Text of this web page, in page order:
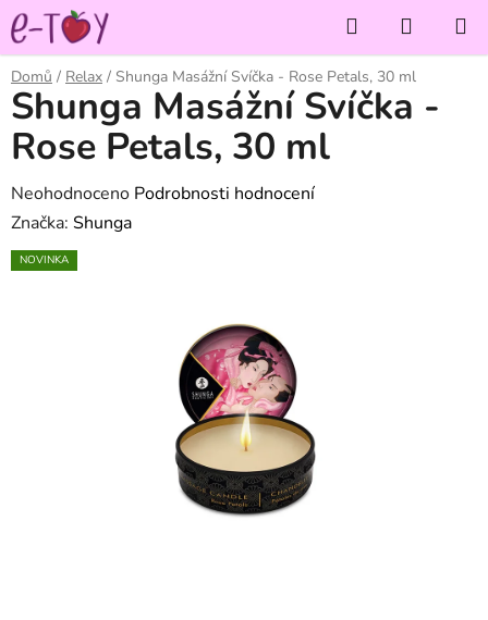
Přejít
na
obsah
Hledat
KOŠÍK
Domů / Relax / Shunga Masážní Svíčka - Rose Petals, 30 ml
Shunga Masážní Svíčka -
Rose Petals, 30 ml
Průměrné
hodnocení
produktu
Neohodnoceno Podrobnosti hodnocení
Značka: Shunga
NOVINKA